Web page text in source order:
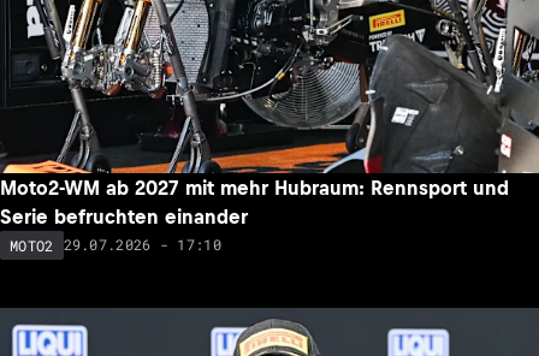
Moto2-WM ab 2027 mit mehr Hubraum: Rennsport und
Serie befruchten einander
MOTO2 29.07.2026 - 17:10